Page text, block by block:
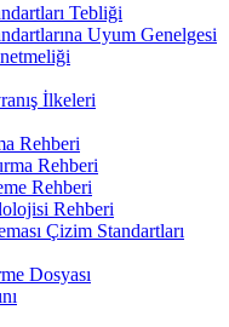
Tebliği
Uyum Genelgesi
İlkeleri
Rehberi
Rehberi
Rehberi
Rehberi
Çizim Standartları
Dosyası